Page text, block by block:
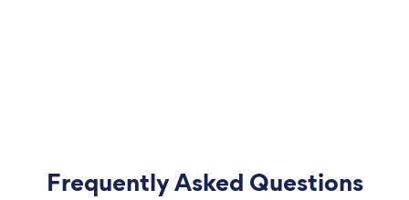
Frequently Asked Questions